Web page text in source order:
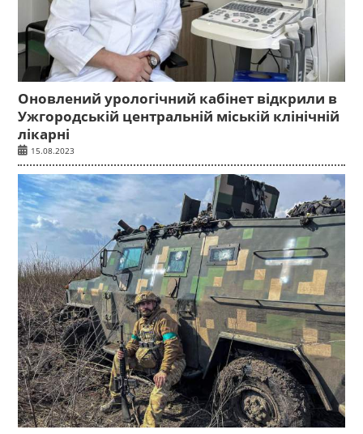
Оновлений урологічний кабінет відкрили в
Ужгородській центральній міській клінічній
лікарні
15.08.2023